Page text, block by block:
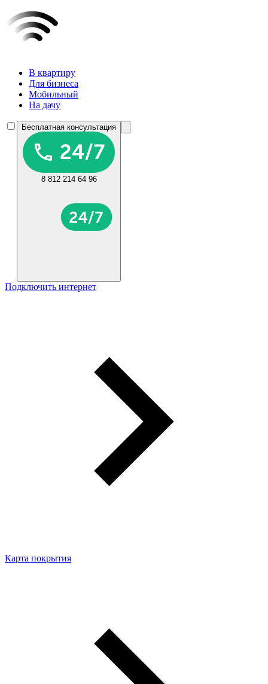
В квартиру
Для бизнеса
Мобильный
На дачу
Бесплатная консультация
8 812 214 64 96
Подключить интернет
Карта покрытия